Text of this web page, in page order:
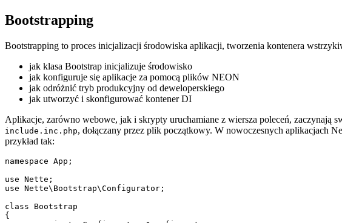
Bootstrapping
Bootstrapping to proces inicjalizacji środowiska aplikacji, tworzenia kontenera
jak klasa Bootstrap inicjalizuje środowisko
jak konfiguruje się aplikacje za pomocą plików NEON
jak odróżnić tryb produkcyjny od deweloperskiego
jak utworzyć i skonfigurować kontener DI
Aplikacje, zarówno webowe, jak i skrypty uruchamiane z wiersza poleceń, zaczynają
include.inc.php, dołączany przez plik początkowy. W nowoczesnych aplikacjach
przykład tak:
namespace App;
use Nette;
use Nette\Bootstrap\Configurator;
class Bootstrap
{